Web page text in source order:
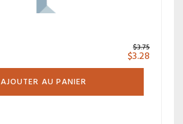
$3.75
$3.28
AJOUTER AU PANIER